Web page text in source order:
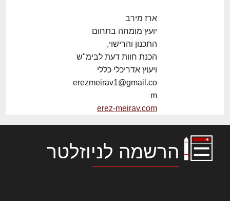
ארז מירב
יועץ מומחה בתחום
התכנון והרישוי,
הכנת חוות דעת לבימ"ש
ויעוץ אדריכלי כללי
erezmeirav1@gmail.co
m
erez-meirav.com
הרשמה לניוזלטר